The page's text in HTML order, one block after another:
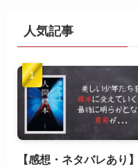
人気記事
【感想・ネタバレあり】